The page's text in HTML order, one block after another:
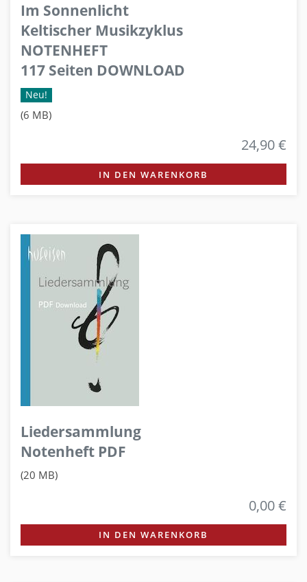
Im Sonnenlicht
Keltischer Musikzyklus
NOTENHEFT
117 Seiten DOWNLOAD
Neu!
(6 MB)
24,90 €
IN DEN WARENKORB
Liedersammlung
Notenheft PDF
(20 MB)
0,00 €
IN DEN WARENKORB